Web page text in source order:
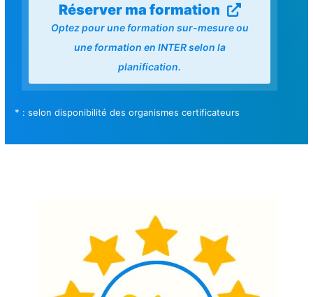
Réserver ma formation
Optez pour une formation sur-mesure ou
une formation en INTER selon la
planification.
* : selon disponibilité des organismes certificateurs